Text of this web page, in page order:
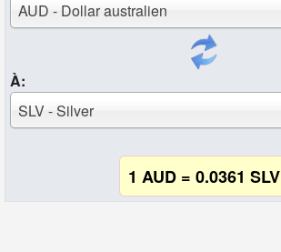
AUD - Dollar australien
À:
SLV - Silver
1 AUD = 0.0361 SLV